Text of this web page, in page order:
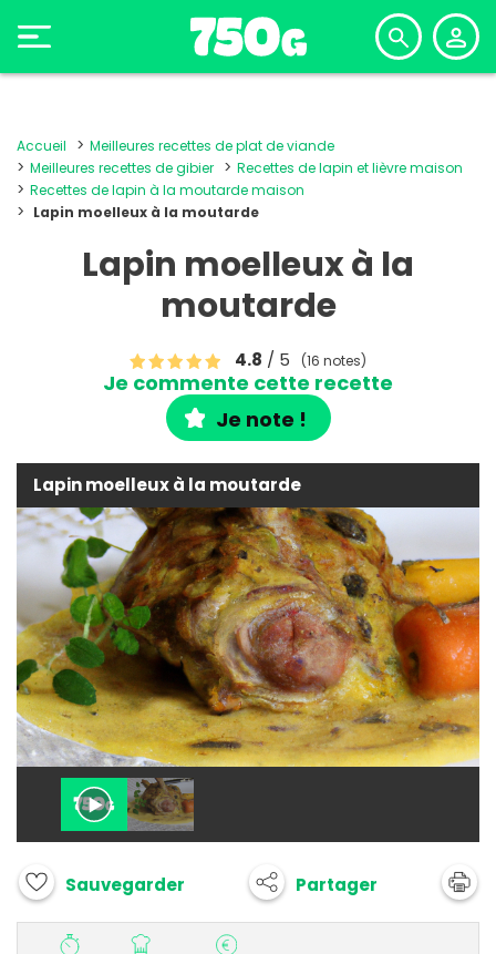
Accueil
Meilleures recettes de plat de viande
Meilleures recettes de gibier
Recettes de lapin et lièvre maison
Recettes de lapin à la moutarde maison
Lapin moelleux à la moutarde
Lapin moelleux à la
moutarde
4.8 / 5 (16 notes)
Je commente cette recette
Je note !
Lapin moelleux à la moutarde
Sauvegarder Partager